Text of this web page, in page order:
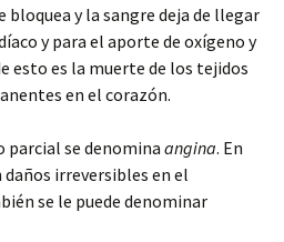
bloquea y la sangre deja de llegar
y para el aporte de oxígeno y
esto es la muerte de los tejidos
en el corazón.
parcial se denomina angina. En
daños irreversibles en el
se le puede denominar